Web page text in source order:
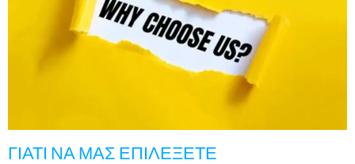
ΓΙΑΤΙ ΝΑ ΜΑΣ ΕΠΙΛΕΞΕΤΕ